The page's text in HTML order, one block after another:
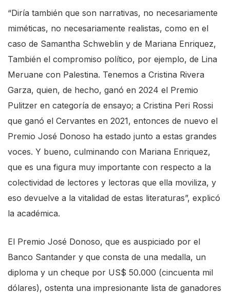
“Diría también que son narrativas, no necesariamente
miméticas, no necesariamente realistas, como en el
caso de Samantha Schweblin y de Mariana Enriquez,
También el compromiso político, por ejemplo, de Lina
Meruane con Palestina. Tenemos a Cristina Rivera
Garza, quien, de hecho, ganó en 2024 el Premio
Pulitzer en categoría de ensayo; a Cristina Peri Rossi
que ganó el Cervantes en 2021, entonces de nuevo el
Premio José Donoso ha estado junto a estas grandes
voces. Y bueno, culminando con Mariana Enriquez,
que es una figura muy importante con respecto a la
colectividad de lectores y lectoras que ella moviliza, y
eso devuelve a la vitalidad de estas literaturas”, explicó
la académica.
El Premio José Donoso, que es auspiciado por el
Banco Santander y que consta de una medalla, un
diploma y un cheque por US$ 50.000 (cincuenta mil
dólares), ostenta una impresionante lista de ganadores